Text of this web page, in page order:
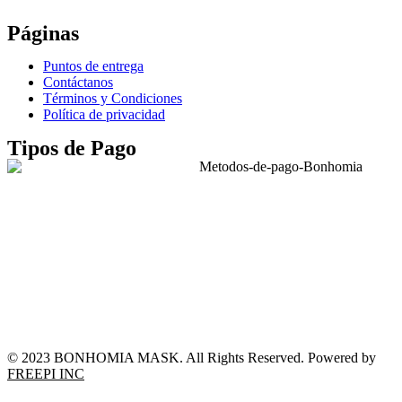
Páginas
Puntos de entrega
Contáctanos
Términos y Condiciones
Política de privacidad
Tipos de Pago
© 2023 BONHOMIA MASK. All Rights Reserved. Powered by
FREEPI INC